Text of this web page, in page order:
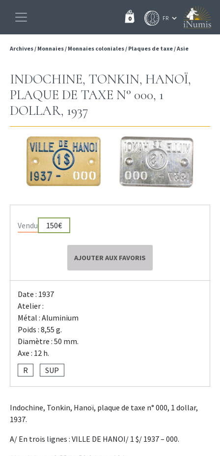
0
Archives/ Monnaies/ Monnaies coloniales/ Plaques de taxe/Asie
INDOCHINE, TONKIN, HANOÏ,
PLAQUE DE TAXE N° 000, 1
DOLLAR, 1937
Vendu 150€
AJOUTER AUX FAVORIS
Date : 1937
Atelier :
Métal : Aluminium
Poids : 8,55 g.
Diamètre : 50 mm.
Axe : 12 h.
R
SUP
Indochine, Tonkin, Hanoï, plaque de taxe n° 000, 1 dollar,
1937.
A/ En trois lignes : VILLE DE HANOI/ 1 $/ 1937 – 000.